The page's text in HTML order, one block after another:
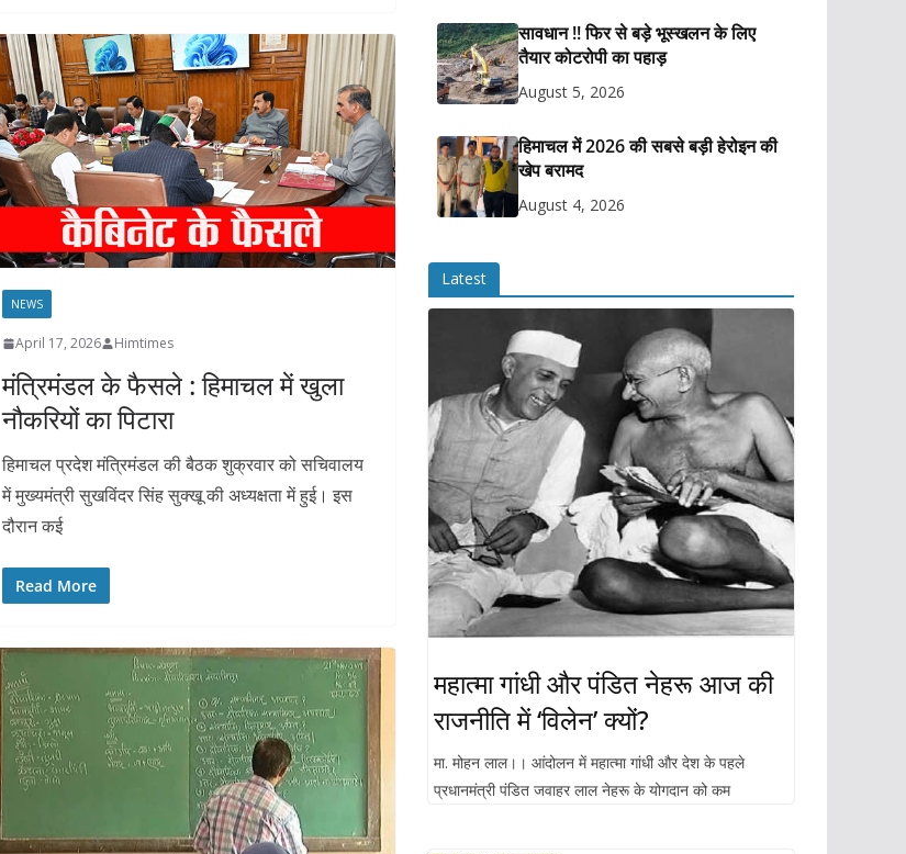
NEWS
April 17, 2026 Himtimes
मंत्रिमंडल के फैसले : हिमाचल में खुला
नौकरियों का पिटारा
हिमाचल प्रदेश मंत्रिमंडल की बैठक शुक्रवार को सचिवालय
में मुख्यमंत्री सुखविंदर सिंह सुक्खू की अध्यक्षता में हुई। इस
दौरान कई
Read More
सावधान !! फिर से बड़े भूस्खलन के लिए
तैयार कोटरोपी का पहाड़
August 5, 2026
हिमाचल में 2026 की सबसे बड़ी हेरोइन की
खेप बरामद
August 4, 2026
Latest
महात्मा गांधी और पंडित नेहरू आज की
राजनीति में ‘विलेन’ क्यों?
मा. मोहन लाल।। आंदोलन में महात्मा गांधी और देश के पहले
प्रधानमंत्री पंडित जवाहर लाल नेहरू के योगदान को कम